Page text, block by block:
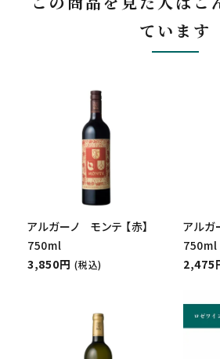
ています
アルガーノ モンテ 【赤】
750ml
3,850円 (税込)
アルガ
750ml
2,475